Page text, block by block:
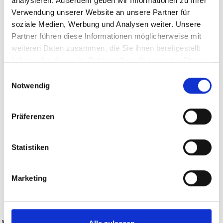
Verwendung unserer Website an unsere Partner für
soziale Medien, Werbung und Analysen weiter. Unsere
Partner führen diese Informationen möglicherweise mit
weiteren Daten zusammen, die Sie ihnen bereitgestellt
Notwendig
Präferenzen
Statistiken
Marketing